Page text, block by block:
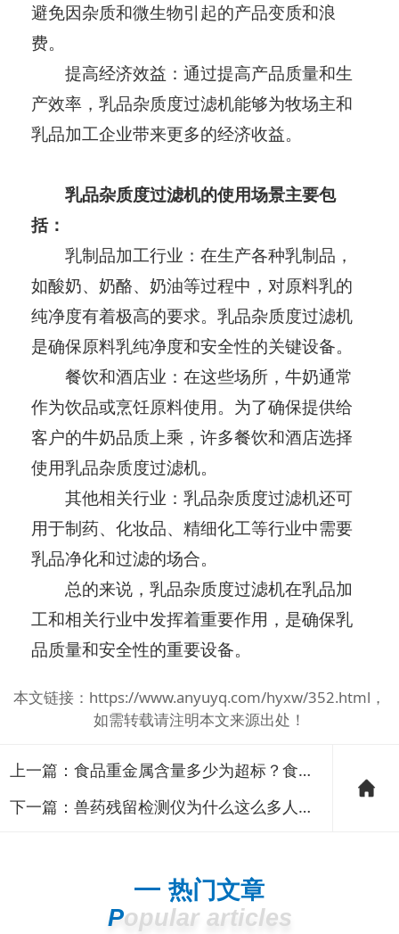
避免因杂质和微生物引起的产品变质和浪
费。
提高经济效益：通过提高产品质量和生
产效率，乳品杂质度过滤机能够为牧场主和
乳品加工企业带来更多的经济收益。
乳品杂质度过滤机的使用场景主要包
括：
乳制品加工行业：在生产各种乳制品，
如酸奶、奶酪、奶油等过程中，对原料乳的
纯净度有着极高的要求。乳品杂质度过滤机
是确保原料乳纯净度和安全性的关键设备。
餐饮和酒店业：在这些场所，牛奶通常
作为饮品或烹饪原料使用。为了确保提供给
客户的牛奶品质上乘，许多餐饮和酒店选择
使用乳品杂质度过滤机。
其他相关行业：乳品杂质度过滤机还可
用于制药、化妆品、精细化工等行业中需要
乳品净化和过滤的场合。
总的来说，乳品杂质度过滤机在乳品加
工和相关行业中发挥着重要作用，是确保乳
品质量和安全性的重要设备。
本文链接： https://www.anyuyq.com/hyxw/352.html ，
如需转载请注明本文来源出处！
上一篇：食品重金属含量多少为超标？食品重金属速测仪最低检测标准
下一篇：兽药残留检测仪为什么这么多人使用？兽药残留检测仪满足现场及流动检测使用需求
热门文章
Popular articles